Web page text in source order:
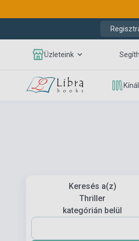
Üzleteink
Keresés a(z)
Thriller
kategórián belül